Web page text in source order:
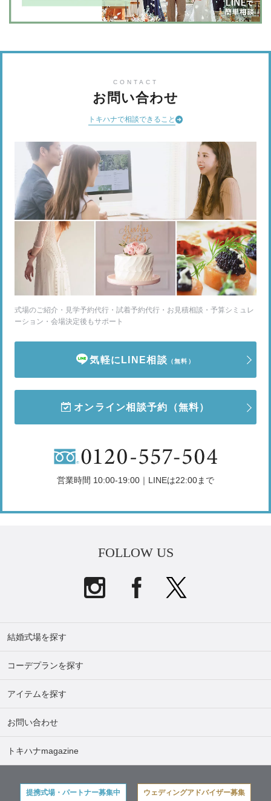
CONTACT
お問い合わせ
トキハナで相談できること
式場のご紹介・見学予約代行・試着予約代行・お見積相談・予算シミュレ
ーション・会場決定後もサポート
気軽にLINE相談 （無料）
オンライン相談予約 （無料）
営業時間 10:00-19:00｜LINEは22:00まで
FOLLOW US
結婚式場を探す
コーデプランを探す
アイテムを探す
お問い合わせ
トキハナmagazine
提携式場・パートナー募集中 ウェディングアドバイザー募集